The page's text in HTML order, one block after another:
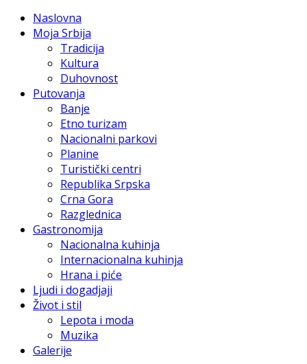
Naslovna
Moja Srbija
Tradicija
Kultura
Duhovnost
Putovanja
Banje
Etno turizam
Nacionalni parkovi
Planine
Turistički centri
Republika Srpska
Crna Gora
Razglednica
Gastronomija
Nacionalna kuhinja
Internacionalna kuhinja
Hrana i piće
Ljudi i dogadjaji
Život i stil
Lepota i moda
Muzika
Galerije